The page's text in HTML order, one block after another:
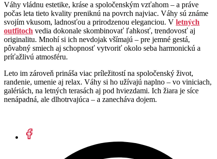
Váhy vládnu estetike, kráse a spoločenským vzťahom – a práve
počas leta tieto kvality preniknú na povrch najviac. Váhy sú známe
svojím vkusom, ladnosťou a prirodzenou eleganciou. V letných
outfitoch vedia dokonale skombinovať ľahkosť, trendovosť aj
originalitu. Mnohí si ich nevdojak všímajú – pre jemné gestá,
pôvabný smiech aj schopnosť vytvoriť okolo seba harmonickú a
príťažlivú atmosféru.
Leto im zároveň prináša viac príležitostí na spoločenský život,
randenie, umenie aj relax. Váhy si ho užívajú naplno – vo viniciach,
galériách, na letných terasách aj pod hviezdami. Ich žiara je síce
nenápadná, ale dlhotrvajúca – a zanecháva dojem.